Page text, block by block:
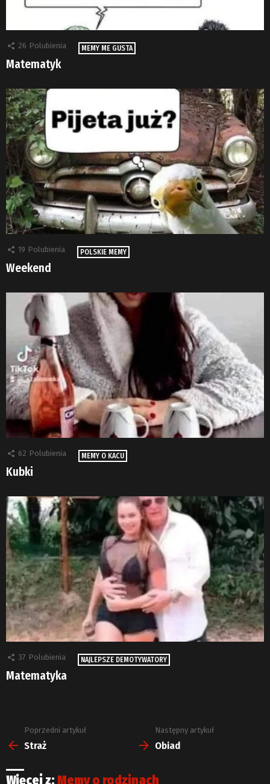
26 Polubienia MEMY ME GUSTA
Matematyk
19 Polubienia POLSKIE MEMY
Weekend
62 Polubienia MEMY O KACU
Kubki
37 Polubienia NAJLEPSZE DEMOTYWATORY
Matematyka
Zobacz
więcej
Poprzedni artykuł
Straż
Następny artykuł
Obiad
Więcej z: Memy o rodzinach